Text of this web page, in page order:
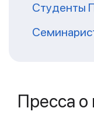
Студенты
Пресса о